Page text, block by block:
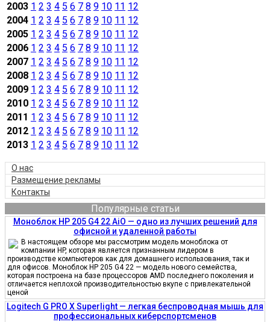
2003 1 2 3 4 5 6 7 8 9 10 11 12
2004 1 2 3 4 5 6 7 8 9 10 11 12
2005 1 2 3 4 5 6 7 8 9 10 11 12
2006 1 2 3 4 5 6 7 8 9 10 11 12
2007 1 2 3 4 5 6 7 8 9 10 11 12
2008 1 2 3 4 5 6 7 8 9 10 11 12
2009 1 2 3 4 5 6 7 8 9 10 11 12
2010 1 2 3 4 5 6 7 8 9 10 11 12
2011 1 2 3 4 5 6 7 8 9 10 11 12
2012 1 2 3 4 5 6 7 8 9 10 11 12
2013 1 2 3 4 5 6 7 8 9 10 11 12
О нас
Размещение рекламы
Контакты
Популярные статьи
Моноблок HP 205 G4 22 AiO — одно из лучших решений для
офисной и удаленной работы
В настоящем обзоре мы рассмотрим модель моноблока от
компании HP, которая является признанным лидером в
производстве компьютеров как для домашнего использования, так и
для офисов. Моноблок HP 205 G4 22 — модель нового семейства,
которая построена на базе процессоров AMD последнего поколения и
отличается неплохой производительностью вкупе с привлекательной
ценой
Logitech G PRO X Superlight — легкая беспроводная мышь для
профессиональных киберспортсменов